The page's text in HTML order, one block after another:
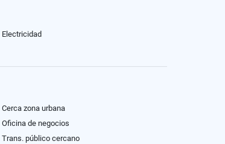
Electricidad
Cerca zona urbana
Oficina de negocios
Trans. público cercano